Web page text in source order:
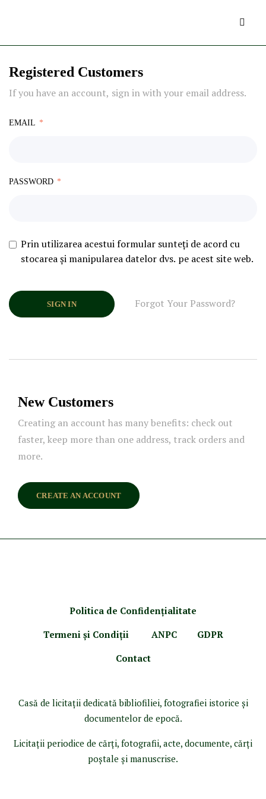
Registered Customers
If you have an account, sign in with your email address.
EMAIL
PASSWORD
Prin utilizarea acestui formular sunteți de acord cu
stocarea și manipularea datelor dvs. pe acest site web.
SIGN IN Forgot Your Password?
New Customers
Creating an account has many benefits: check out
faster, keep more than one address, track orders and
more.
CREATE AN ACCOUNT
Politica de Confidenţialitate
Termeni şi Condiţii
ANPC
GDPR
Contact
Casă de licitaţii dedicată bibliofiliei, fotografiei istorice şi
documentelor de epocă.
Licitaţii periodice de cărţi, fotografii, acte, documente, cărţi
poştale şi manuscrise.